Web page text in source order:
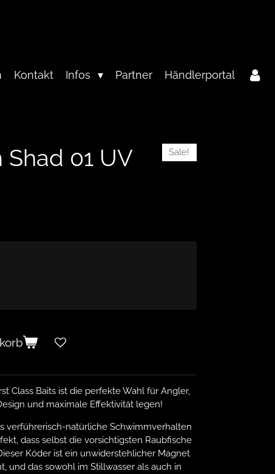
Kontakt Infos Partner Händlerportal
Shad 01 UV Sale!
Class Baits ist die perfekte Wahl für Angler,
und maximale Effektivität legen!
verführerisch-natürliche Schwimmverhalten
dass selbst die vorsichtigsten Raubfische
Köder ist ein unwiderstehlicher Magnet
und das sowohl im Stillwasser als auch in